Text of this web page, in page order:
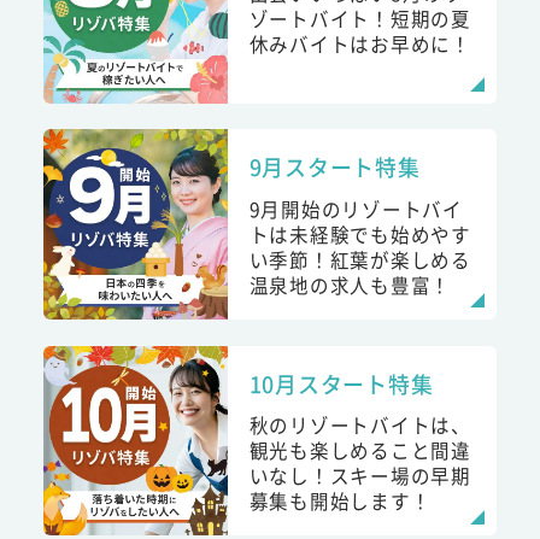
ゾートバイト！短期の夏
休みバイトはお早めに！
9月スタート特集
9月開始のリゾートバイ
トは未経験でも始めやす
い季節！紅葉が楽しめる
温泉地の求人も豊富！
10月スタート特集
秋のリゾートバイトは、
観光も楽しめること間違
いなし！スキー場の早期
募集も開始します！